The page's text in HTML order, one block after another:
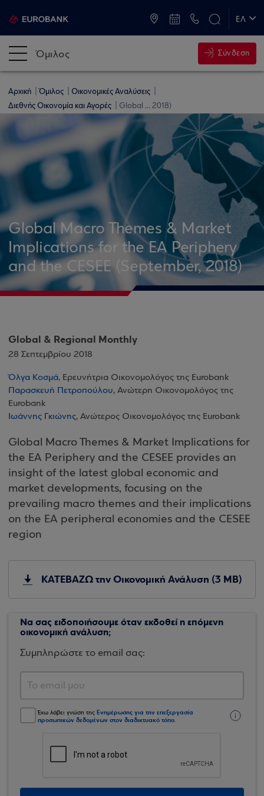
ΕΛ
Όμιλος Σύνδεση
Αρχική Όμιλος
Οικονομικές Αναλύσεις
Διεθνής Οικονομία και Αγορές
Global ... 2018)
Global Macro Themes & Market
Implications for the EA Periphery
and the CESEE (September, 2018)
Global & Regional Monthly
28 Σεπτεμβρίου 2018
Όλγα Κοσμά, Ερευνήτρια Οικονομολόγος της Eurobank
Παρασκευή Πετροπούλου, Ανώτερη Οικονομολόγος της
Eurobank
Ιωάννης Γκιώνης, Ανώτερος Οικονομολόγος της Eurobank
Global Macro Themes & Market Implications for
the EA Periphery and the CESEE provides an
insight of the latest global economic and
market developments, focusing on the
prevailing macro themes and their implications
on the EA peripheral economies and the CESEE
region
ΚΑΤΕΒΑΖΩ την Οικονομική Ανάλυση (3 MB)
Να σας ειδοποιήσουμε όταν εκδοθεί η επόμενη
οικονομική ανάλυση;
Συμπληρώστε το email σας:
Έχω λάβει γνώση της Ενημέρωσης για την επεξεργασία
προσωπικών δεδομένων στον διαδικτυακό τόπο.